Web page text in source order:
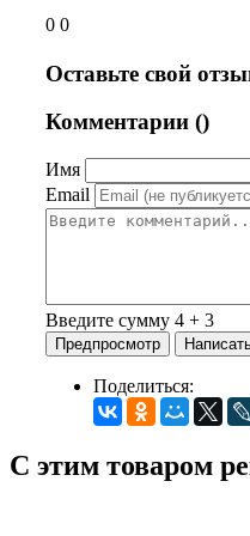
0 0
Оставьте свой
Комментарии ()
Имя
Email
Введите сумму 4 + 3
Поделиться:
С этим товаром